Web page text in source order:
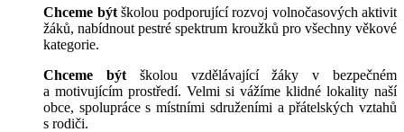
Chceme být školou podporující rozvoj volnočasových aktivit
žáků, nabídnout pestré spektrum kroužků pro všechny věkové
kategorie.
Chceme býtškolou vzdělávající žáky v bezpečném
a motivujícím prostředí. Velmi si vážíme klidné lokality naší
obce, spolupráce s místními sdruženími a přátelských vztahů
s rodiči.